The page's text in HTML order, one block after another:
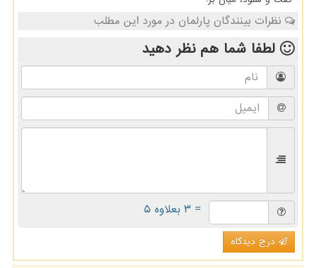
نظرات بینندگان پارلمان در مورد این مطلب
لطفا شما همنظر دهید
= ۳ بعلاوه ۵
درج دیدگاه